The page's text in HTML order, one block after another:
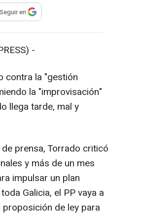
compartir
Seguir en
-
contra la "gestión
la "improvisación"
llega tarde, mal y
prensa, Torrado criticó
y más de un mes
impulsar un plan
Galicia, el PP vaya a
de ley para